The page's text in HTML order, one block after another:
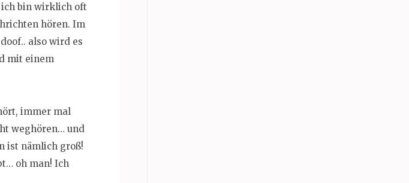
ich bin wirklich oft
hören. Im
also wird es
mit einem
immer mal
weghören… und
ist nämlich groß!
oh man! Ich